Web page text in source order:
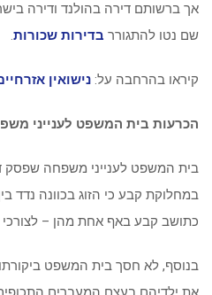
אך ברשותם דירה בהולנד ודירה
שם נטו להתגורר בדירות שכורות.
קיראו בהרחבה על: נישואין
הכרעות בית המשפט לענייני
בית המשפט לענייני משפחה שפסק
במחלוקת קבע כי הזוג בכוונה נדד
כתושב קבע באף אחת מהן – לצורכי
בנוסף, לא חסך בית המשפט ביקורתו